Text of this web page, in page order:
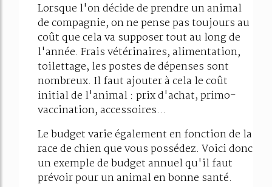
Lorsque l'on décide de prendre un animal
de compagnie, on ne pense pas toujours au
coût que cela va supposer tout au long de
l'année. Frais vétérinaires, alimentation,
toilettage, les postes de dépenses sont
nombreux. Il faut ajouter à cela le coût
initial de l'animal : prix d'achat, primo-
vaccination, accessoires...
Le budget varie également en fonction de la
race de chien que vous possédez. Voici donc
un exemple de budget annuel qu'il faut
prévoir pour un animal en bonne santé.